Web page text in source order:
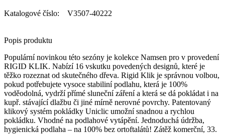
Katalogové číslo: V3507-40222
Popis produktu
Populární novinkou této sezóny je kolekce Namsen pro v provedení
RIGID KLIK. Nabízí 16 vskutku povedených designů, které je
těžko rozeznat od skutečného dřeva. Rigid Klik je správnou volbou,
pokud potřebujete vysoce stabiliní podlahu, která je 100%
voděodolná, vydrží přímé sluneční záření a která se dá pokládat i na
kupř. stávající dlažbu či jiné mírně nerovné povrchy. Patentovaný
klikový systém pokládky Uniclic umožní snadnou a rychlou
pokládku. Vhodné na podlahové vytápění. Jednoduchá údržba,
hygienická podlaha – na 100% bez ortoftalátů! Zátěž komerční, 33.